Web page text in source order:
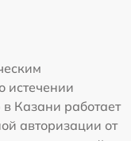
истечении
Казани работает
авторизации от